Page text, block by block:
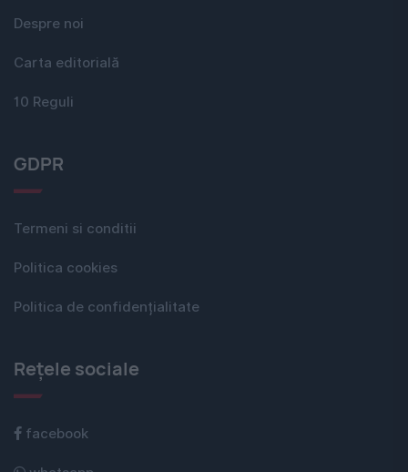
Despre noi
Carta editorială
10 Reguli
GDPR
Termeni si conditii
Politica cookies
Politica de confidențialitate
Rețele sociale
facebook